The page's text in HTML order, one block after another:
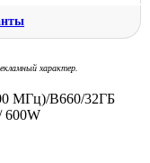
характер.
МГц)/B660/32ГБ
600W